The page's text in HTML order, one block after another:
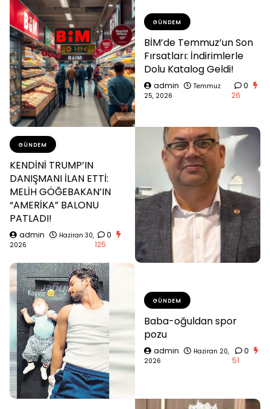
GÜNDEM
BİM’de Temmuz’un Son
Fırsatları: İndirimlerle
Dolu Katalog Geldi!
admin
Temmuz
25, 2026
0
26
GÜNDEM
KENDİNİ TRUMP’IN
DANIŞMANI İLAN ETTİ:
MELİH GÖĞEBAKAN’IN
“AMERİKA” BALONU
PATLADI!
admin
Haziran 30,
2026
0
125
GÜNDEM
Baba-oğuldan spor
pozu
admin
Haziran 20,
2026
0
51